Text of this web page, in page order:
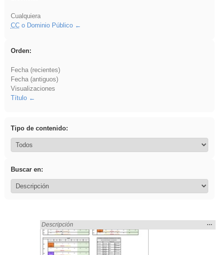
Cualquiera
CCo Dominio Público
Orden:
Fecha (recientes)
Fecha (antiguos)
Visualizaciones
Título
Tipo de contenido:
Buscar en:
Encontrado «fruto» en:
Descripción
la
…